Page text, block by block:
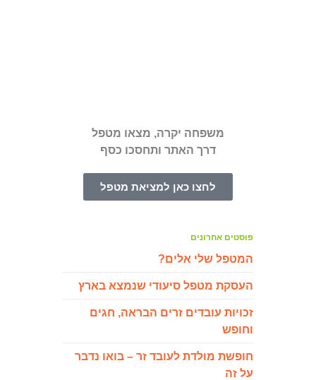
משפחה יקרה, מצאו מטפל
דרך האתר ותחסכו כסף
לחצו כאן למציאת מטפל
פוסטים אחרונים
המטפל שלי אלים?
העסקת מטפל סיעודי שנמצא בארץ
זכויות עובדים זרים הבראה, חגים
וחופש
חופשת מולדת לעובד זר – בואו נדבר
על זה